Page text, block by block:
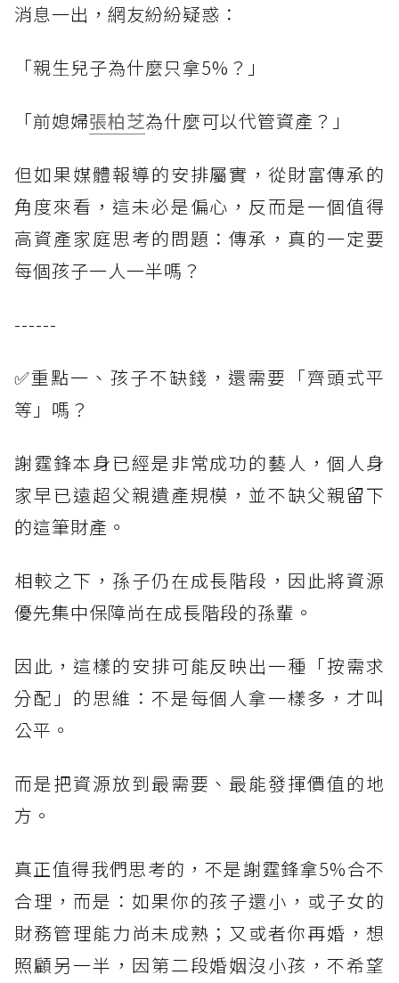
消息一出，網友紛紛疑惑：
「親生兒子為什麼只拿5%？」
「前媳婦張柏芝為什麼可以代管資產？」
但如果媒體報導的安排屬實，從財富傳承的
角度來看，這未必是偏心，反而是一個值得
高資產家庭思考的問題：傳承，真的一定要
每個孩子一人一半嗎？
------
✅重點一、孩子不缺錢，還需要「齊頭式平
等」嗎？
謝霆鋒本身已經是非常成功的藝人，個人身
家早已遠超父親遺產規模，並不缺父親留下
的這筆財產。
相較之下，孫子仍在成長階段，因此將資源
優先集中保障尚在成長階段的孫輩。
因此，這樣的安排可能反映出一種「按需求
分配」的思維：不是每個人拿一樣多，才叫
公平。
而是把資源放到最需要、最能發揮價值的地
方。
真正值得我們思考的，不是謝霆鋒拿5%合不
合理，而是：如果你的孩子還小，或子女的
財務管理能力尚未成熟；又或者你再婚，想
照顧另一半，因第二段婚姻沒小孩，不希望